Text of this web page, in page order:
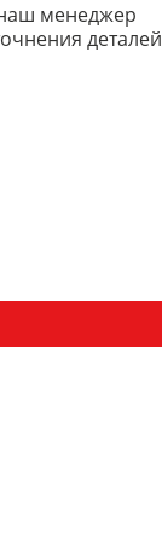
менеджер
деталей